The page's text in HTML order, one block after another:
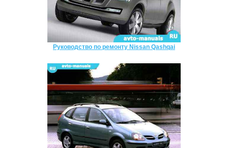
Руководство по ремонту Nissan Qashqai